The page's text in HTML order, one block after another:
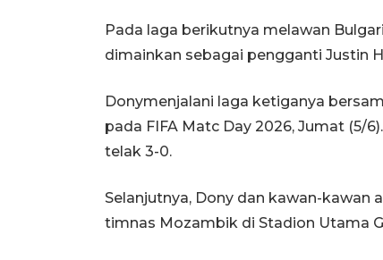
Pada laga berikutnya melawan
dimainkan sebagai pengganti Justin
Donymenjalani laga ketiganya
pada FIFA Matc Day 2026, Jumat (5/
telak 3-0.
Selanjutnya, Dony dan kawan-kawan
timnas Mozambik di Stadion Utama